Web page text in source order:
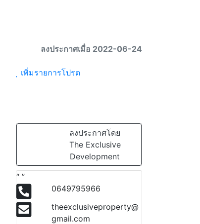
ลงประกาศเมื่อ 2022-06-24
เพิ่มรายการโปรด
ลงประกาศโดย
The Exclusive
Development
“ ”
0649795966
theexclusiveproperty@
gmail.com